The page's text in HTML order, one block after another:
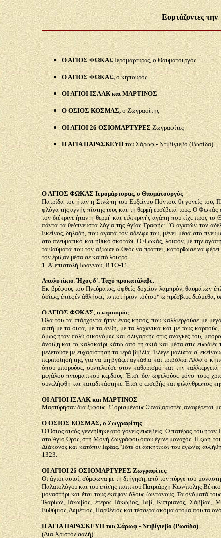
Εορτάζοντες
Ο ΑΓΙΟΣ ΦΩΚΑΣΙερομάρτυρας, ο Θαυματουργός
Ο ΑΓΙΟΣ ΦΩΚΑΣ,ο κηπουρός
ΟΙ ΑΓΙΟΙ ΙΣΑΑΚ και ΜΑΡΤΙΝΟΣ
Ο ΟΣΙΟΣ ΚΟΣΜΑΣ, ο Ζωγραφίτης
ΟΙ ΑΓΙΟΙ 26 ΟΣΙΟΜΑΡΤΥΡΕΣΖωγραφίτες
Η ΑΓΙΑ ΠΑΡΑΣΚΕΥΗτου Σάρωφ - Ντιβίγιεβο (Ρωσίδα)
Ο ΑΓΙΟΣ ΦΩΚΑΣ Ιερομάρτυρας, ο Θαυματουργός
Πατρίδα του ήταν η Σινώπη του Ευξείνου Πόντου. 0ι γονείς
φλόγα της αγνής πίστης τους και τη θερμή ευσέβειά τους. Ο
τον διέκρινε ήταν η θερμή και ειλικρινής αγάπη που είχε προς
πάντα τα θεόπνευστα λόγια της Αγίας Γραφής: "Ό αγαπών τον
Εκείνος, δηλαδή, που αγαπά τον αδελφό του, μένει μέσα στο
στο πνευματικό και ηθικό σκοτάδι. Ο Φωκάς, λοιπόν, με την
τα θαύματα που τον αξίωσε ο Θεός να πράττει, κατόρθωσε να
τον έριξαν μέσα σε καυτό λουτρό.
1. Α' επιστολή Ιωάννου, Β 1Ο-11.
Απολυτίκιο. Ήχος δ'. Ταχύ προκατάλαβε.
Εκ βρέφους του Πνεύματος, όφθείς δοχείον λαμπρόν, θαυμάτων
όσίως, έπιες έν άθλήσει, το ποτήριον τούτου* ω πρέσβευε
Ο ΑΓΙΟΣ ΦΩΚΑΣ, ο κηπουρός
Όλα του τα υπάρχοντα ήταν ένας κήπος, που καλλιεργούσε με
αυτή με τα φυτά, με τα άνθη, με τα λαχανικά και με τους
όμως ήταν πολύ οικονόμος και ολιγαρκής στις ανάγκες του,
άνοιξη και το καλοκαίρι κάτω από τη σκιά και μέσα στις
μελετούσε με ευχαρίστηση τα ιερά βιβλία. Έλεγε μάλιστα σ'
περιποίησή της, για να μη βγάζει αγκάθια και τριβόλια. Αλλά ο
όπου μπορούσε, συντελούσε στον καθαρισμό και την
μεγάλου πνευματικού κέρδους. Έτσι δεν ωφελούσε μόνο τους
συνελήφθη και καταδικάστηκε. Έτσι ο ευσεβής και φιλάνθρωπος
ΟΙ ΑΓΙΟΙ ΙΣΑΑΚ και ΜΑΡΤΙΝΟΣ
Μαρτύρησαν δια ξίφους. Σ' ορισμένους Συναξαριστές, αναφέρεται
Ο ΟΣΙΟΣ ΚΟΣΜΑΣ, ο Ζωγραφίτης
Ό Όσιος αυτός γεννήθηκε από γονείς ευσεβείς. Ο πατέρας του
στο Άγιο Όρος, στη Μονή Ζωγράφου όπου έγινε μοναχός. Η ζωή
Διάκονος και κατόπιν Ιερέας. Τότε οι ασκητικοί του αγώνες
1323.
ΟΙ ΑΓΙΟΙ 26 ΟΣΙΟΜΑΡΤΥΡΕΣ Ζωγραφίτες
Οι άγιοι αυτοί, σύμφωνα με τη διήγηση, από τον πύργο του
Παλαιολόγου και του επίσης παπικού Πατριάρχη Κων/πολης
μοναστήρι και έτσι τους έκαψαν όλους ζωντανούς. Τα ονόματά
Ίλαρίων, Ιάκωβος, έτερος Ιάκωβος, Ιώβ, Κυπριανός, Σάββας,
Ευθύμιος, Δομέτιος, Παρθένιος και τέσσερα ακόμα άτομα που τα
Η ΑΓΙΑ ΠΑΡΑΣΚΕΥΗ του Σάρωφ - Ντιβίγιεβο (Ρωσίδα)
(Δια Χριστόν σαλή)